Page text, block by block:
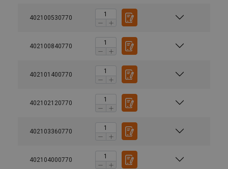
402100530770
402100840770
402101400770
402102120770
402103360770
402104000770